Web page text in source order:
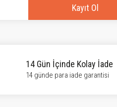
Kayıt Ol
14 Gün İçinde Kolay İade
14 günde para iade garantisi